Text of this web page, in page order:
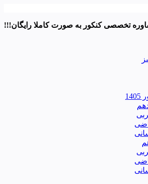
تخصصی کنکور به صورت کاملا رایگان!!!